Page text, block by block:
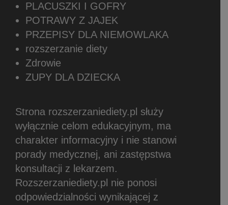
PLACUSZKI I GOFRY
POTRAWY Z JAJEK
PRZEPISY DLA NIEMOWLAKA
rozszerzanie diety
Zdrowie
ZUPY DLA DZIECKA
Strona rozszerzaniediety.pl służy
wyłącznie celom edukacyjnym, ma
charakter informacyjny i nie stanowi
porady medycznej, ani zastępstwa
konsultacji z lekarzem.
Rozszerzaniediety.pl nie ponosi
odpowiedzialności wynikającej z